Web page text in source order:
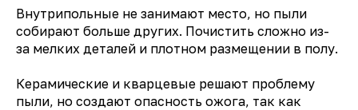
Внутрипольные не занимают место, но пыли
собирают больше других. Почистить сложно из-
за мелких деталей и плотном размещении в полу.
Керамические и кварцевые решают проблему
пыли, но создают опасность ожога, так как